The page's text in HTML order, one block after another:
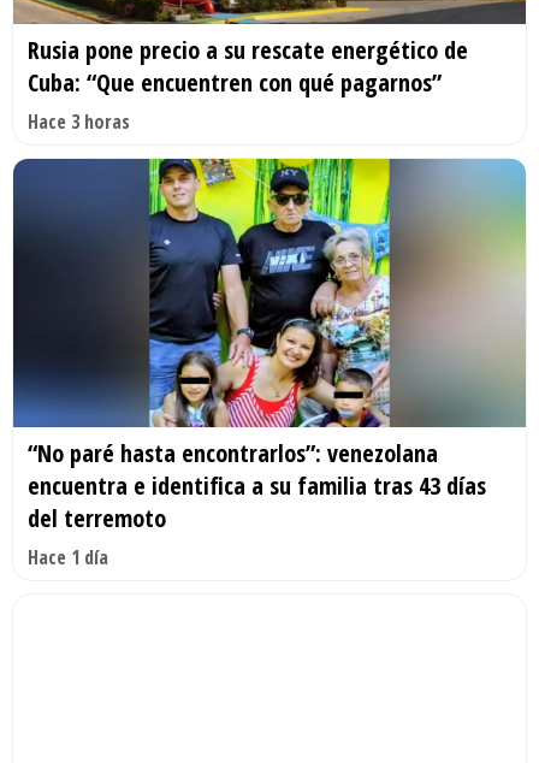
Rusia pone precio a su rescate energético de
Cuba: “Que encuentren con qué pagarnos”
Hace 3 horas
“No paré hasta encontrarlos”: venezolana
encuentra e identifica a su familia tras 43 días
del terremoto
Hace 1 día